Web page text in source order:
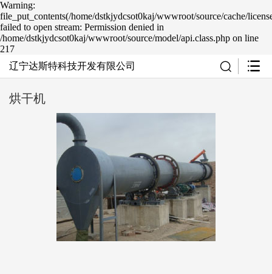
Warning:
file_put_contents(/home/dstkjydcsot0kaj/wwwroot/source/cache/
failed to open stream: Permission denied in
/home/dstkjydcsot0kaj/wwwroot/source/model/api.class.php on line
217
辽宁达斯特科技开发有限公司
烘干机